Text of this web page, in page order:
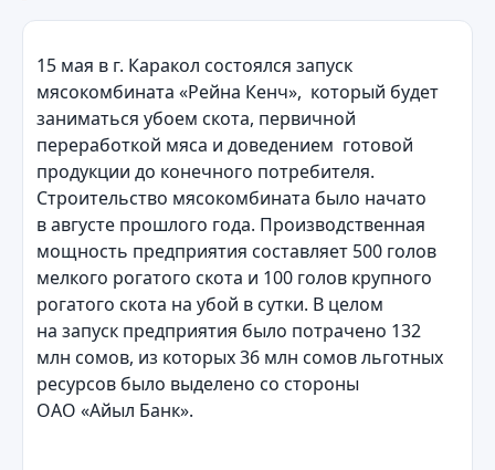
15 мая в г. Каракол состоялся запуск
мясокомбината «Рейна Кенч», который будет
заниматься убоем скота, первичной
переработкой мяса и доведением готовой
продукции до конечного потребителя.
Строительство мясокомбината было начато
в августе прошлого года. Производственная
мощность предприятия составляет 500 голов
мелкого рогатого скота и 100 голов крупного
рогатого скота на убой в сутки. В целом
на запуск предприятия было потрачено 132
млн сомов, из которых 36 млн сомов льготных
ресурсов было выделено со стороны
ОАО «Айыл Банк».